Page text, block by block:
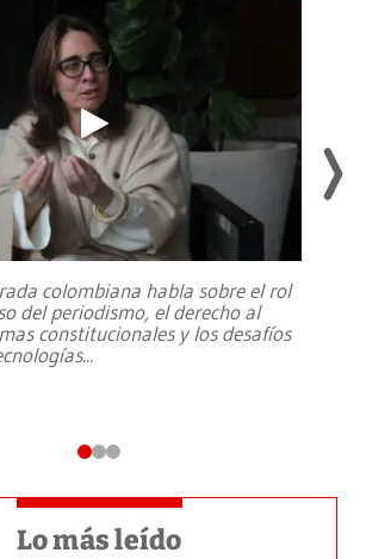
colombiana habla sobre el rol
del periodismo, el derecho al
constitucionales y los desafíos
...
Lo más leído